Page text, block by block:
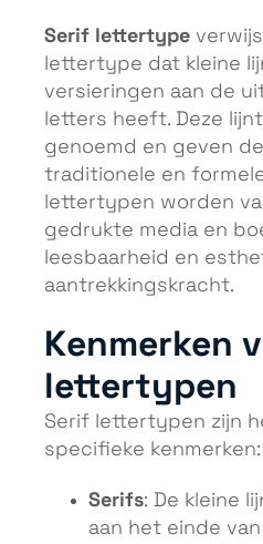
Serif lettertype
lettertype dat kleine
versieringen aan de
letters heeft. Deze
genoemd en geven
traditionele en
lettertypen worden
gedrukte media en
leesbaarheid en
aantrekkingskracht.
Kenmerken
lettertypen
Serif lettertypen zijn
specifieke kenmerken:
Serifs: De kleine
aan het einde